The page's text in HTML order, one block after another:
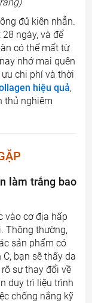
đủ kiên nhẫn.
ngày, và để
có thể mất từ
nhớ mai quên
chi phí và thời
hiệu quả,
thủ nghiêm
làm trắng bao
vào cơ địa hấp
Thông thường,
sản phẩm có
bạn sẽ thấy da
sự thay đổi về
duy trì liệu trình
chống nắng kỹ